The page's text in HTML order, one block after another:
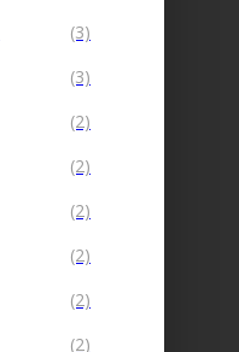
(3)
(3)
(2)
(2)
(2)
(2)
(2)
(2)